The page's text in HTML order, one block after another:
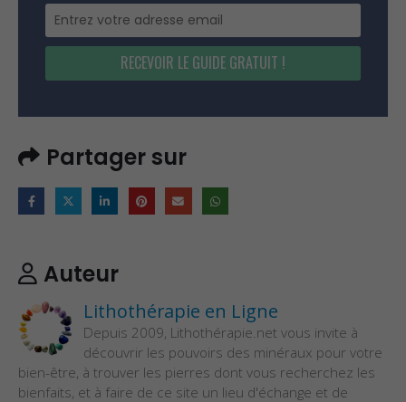
RECEVOIR LE GUIDE GRATUIT !
Partager sur
Auteur
Lithothérapie en Ligne
Depuis 2009, Lithothérapie.net vous invite à
découvrir les pouvoirs des minéraux pour votre
bien-être, à trouver les pierres dont vous recherchez les
bienfaits, et à faire de ce site un lieu d'échange et de